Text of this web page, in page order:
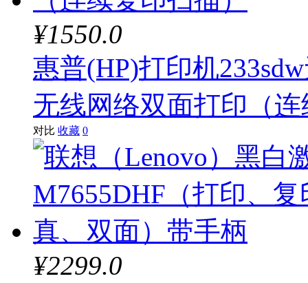
¥1550.0
惠普(HP)打印机
无线网络双面打印（
对比 收藏 0
¥2299.0